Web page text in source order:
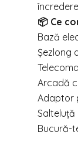
📦 Ce
Bază
Șezlong
Arcadă
Adaptor
Bucură-